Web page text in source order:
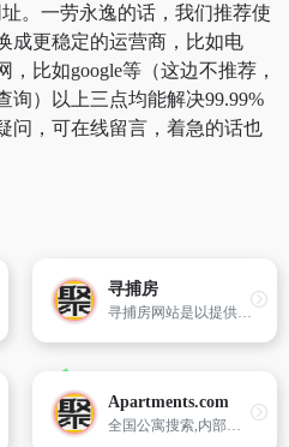
址。一劳永逸的话，我们推荐使
成更稳定的运营商，比如电
比如google等（这边不推荐，
询）以上三点均能解决99.99%
问，可在线留言，着急的话也
寻捕房
寻捕房网站是以提供有价值的房产信息为核心,面向信息应用的房产数据综合平台,曾在2007年一度成为中国最具潜力的房产信息搜索网站,其核心功能是向用户提供全面、准确、有效的房产服务。
Apartments.com
全国公寓搜索,内部和外部的照片,平面图,市容和方向。